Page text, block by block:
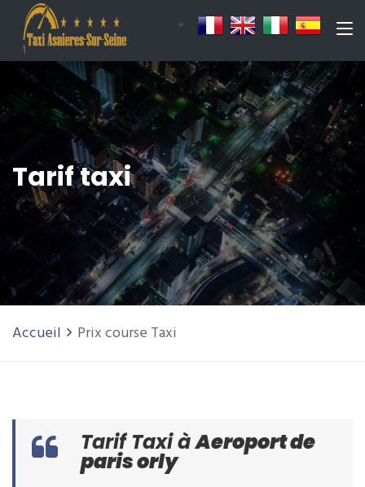
Tarif taxi
Accueil Prix course Taxi
Tarif Taxi àAeroport de
paris orly